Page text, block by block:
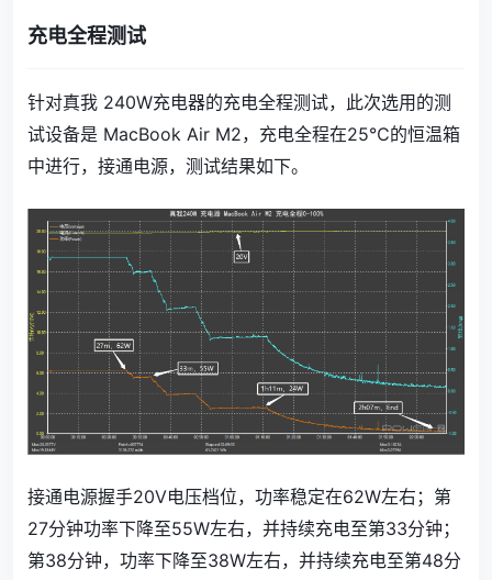
充电全程测试
针对真我 240W充电器的充电全程测试，此次选用的测
试设备是 MacBook Air M2，充电全程在25℃的恒温箱
中进行，接通电源，测试结果如下。
接通电源握手20V电压档位，功率稳定在62W左右；第
27分钟功率下降至55W左右，并持续充电至第33分钟；
第38分钟，功率下降至38W左右，并持续充电至第48分